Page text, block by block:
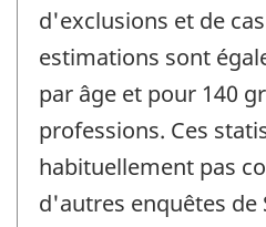
d'exclusions et de
estimations sont
par âge et pour 140
professions. Ces
habituellement pas
d'autres enquêtes de